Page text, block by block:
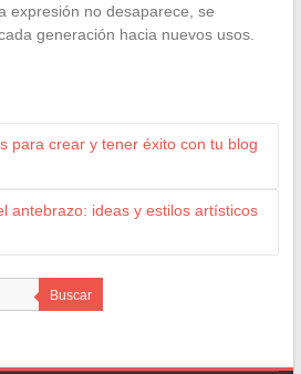
expresión no desaparece, se
generación hacia nuevos usos.
para crear y tener éxito con tu blog
antebrazo: ideas y estilos artísticos
Buscar